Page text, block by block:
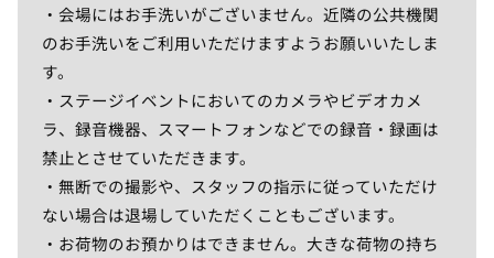
・会場にはお手洗いがございません。近隣の公共機関
のお手洗いをご利用いただけますようお願いいたしま
す。
・ステージイベントにおいてのカメラやビデオカメ
ラ、録音機器、スマートフォンなどでの録音・録画は
禁止とさせていただきます。
・無断での撮影や、スタッフの指示に従っていただけ
ない場合は退場していただくこともございます。
・お荷物のお預かりはできません。大きな荷物の持ち